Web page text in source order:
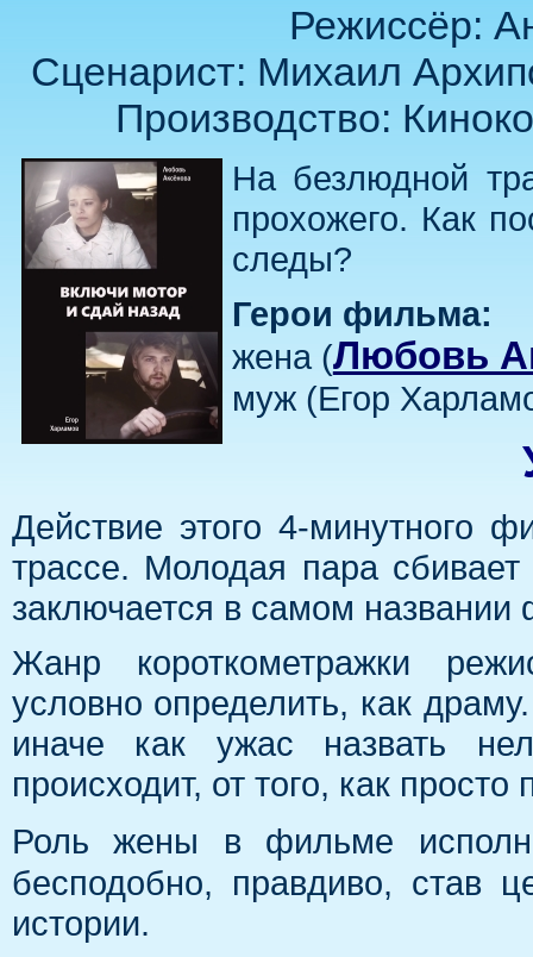
Режиссёр:
Сценарист: Михаил
Производство:
На безлюдной
прохожего. Как
следы?
Герои фильма:
жена (Любовь
муж (Егор
Действие этого 4-минутного
трассе. Молодая пара
заключается в самом
Жанр короткометражки
условно определить, как
иначе как ужас назвать
происходит, от того, как
Роль жены в фильме
бесподобно, правдиво, став
истории.